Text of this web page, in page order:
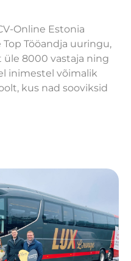
CV-Online Estonia
Top Tööandja uuringu,
8000 vastaja ning
inimestel võimalik
kus nad sooviksid